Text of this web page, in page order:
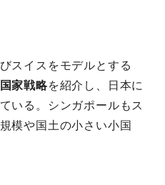
スイスをモデルとする
国家戦略を紹介し、日本に
いる。シンガポールもス
模や国土の小さい小国